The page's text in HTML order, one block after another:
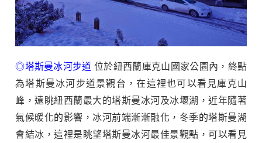
◎塔斯曼冰河步道 位於紐西蘭庫克山國家公園內 ， 終點
為塔斯曼冰河步道景觀台 ，在這裡也可以看見庫克山
峰 ，遠眺紐西蘭最大的塔斯曼冰河及冰堰湖 ，近年隨著
氣候暖化的影響 ，冰河前端漸漸融化 ， 冬季的塔斯曼湖
會結冰 ，這裡是眺望塔斯曼冰河最佳景觀點 ，可以看見